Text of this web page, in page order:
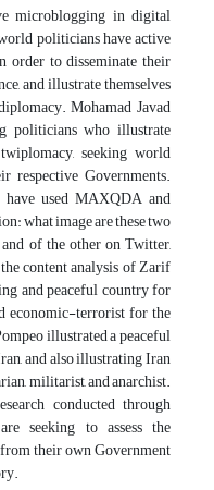
microblogging in digital
politicians have active
to disseminate their
and illustrate themselves
Mohamad Javad
politicians who illustrate
seeking world
Governments.
used MAXQDA and
what image are these two
of the other on Twitter,
content analysis of Zarif
and peaceful country for
economic-terrorist for the
illustrated a peaceful
and also illustrating Iran
militarist, and anarchist.
conducted through
seeking to assess the
their own Government